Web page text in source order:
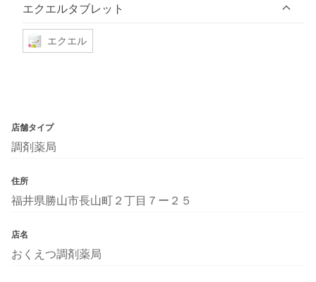
エクエルタブレット
エクエル
店舗タイプ
調剤薬局
住所
福井県勝山市長山町２丁目７ー２５
店名
おくえつ調剤薬局